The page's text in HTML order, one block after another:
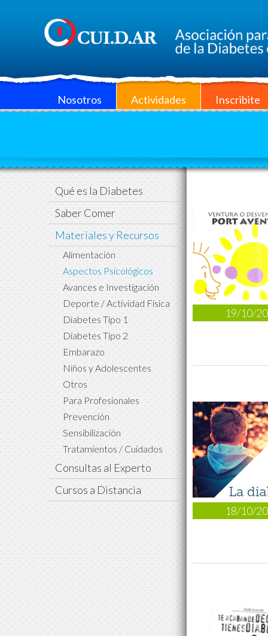
Nosotros Actividades Inscribite
Qué es la Diabetes
Saber Comer
Materiales y Recursos
Alimentación
Aspectos Psicológicos
Avances e Investigación
Deporte / Actividad Física
Diabetes Tipo 1
Diabetes Tipo 2
Embarazo
Niños y Adolescentes
Otros
Para Profesionales
Prevención
Sensibilización
Tratamientos / Cuidados
Consultas al Experto
Cursos a Distancia
19/10/
18/10/